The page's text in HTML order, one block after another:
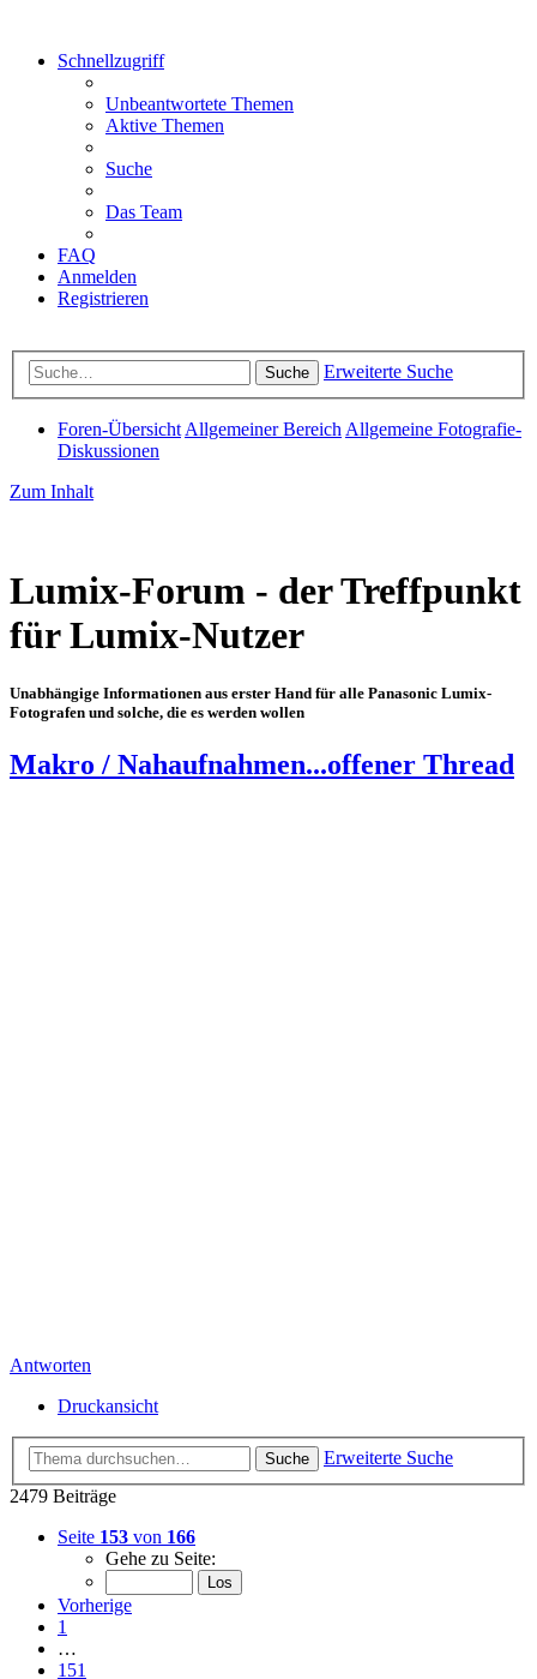
Schnellzugriff
Unbeantwortete Themen
Aktive Themen
Suche
Das Team
FAQ
Anmelden
Registrieren
Suche Erweiterte Suche
Foren-Übersicht Allgemeiner Bereich Allgemeine Fotografie-
Diskussionen
Zum Inhalt
Lumix-Forum - der Treffpunkt
für Lumix-Nutzer
Unabhängige Informationen aus erster Hand für alle Panasonic Lumix-
Fotografen und solche, die es werden wollen
Makro / Nahaufnahmen...offener Thread
Antworten
Druckansicht
Suche
Erweiterte Suche
2479 Beiträge
Seite 153 von 166
Gehe zu Seite:
Vorherige
1
…
151